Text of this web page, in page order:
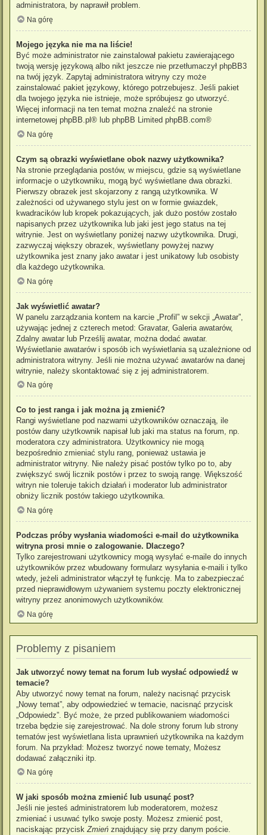
administratora, by naprawił problem.
Na górę
Mojego języka nie ma na liście!
Być może administrator nie zainstalował pakietu zawierającego
twoją wersję językową albo nikt jeszcze nie przetłumaczył phpBB3
na twój język. Zapytaj administratora witryny czy może
zainstalować pakiet językowy, którego potrzebujesz. Jeśli pakiet
dla twojego języka nie istnieje, może spróbujesz go utworzyć.
Więcej informacji na ten temat można znaleźć na stronie
internetowej phpBB.pl ® lub phpBB Limited phpBB.com®
Na górę
Czym są obrazki wyświetlane obok nazwy użytkownika?
Na stronie przeglądania postów, w miejscu, gdzie są wyświetlane
informacje o użytkowniku, mogą być wyświetlane dwa obrazki.
Pierwszy obrazek jest skojarzony z rangą użytkownika. W
zależności od używanego stylu jest on w formie gwiazdek,
kwadracików lub kropek pokazujących, jak dużo postów zostało
napisanych przez użytkownika lub jaki jest jego status na tej
witrynie. Jest on wyświetlany poniżej nazwy użytkownika. Drugi,
zazwyczaj większy obrazek, wyświetlany powyżej nazwy
użytkownika jest znany jako awatar i jest unikatowy lub osobisty
dla każdego użytkownika.
Na górę
Jak wyświetlić awatar?
W panelu zarządzania kontem na karcie „Profil” w sekcji „Awatar”,
używając jednej z czterech metod: Gravatar, Galeria awatarów,
Zdalny awatar lub Prześlij awatar, można dodać awatar.
Wyświetlanie awatarów i sposób ich wyświetlania są uzależnione od
administratora witryny. Jeśli nie można używać awatarów na danej
witrynie, należy skontaktować się z jej administratorem.
Na górę
Co to jest ranga i jak można ją zmienić?
Rangi wyświetlane pod nazwami użytkowników oznaczają, ile
postów dany użytkownik napisał lub jaki ma status na forum, np.
moderatora czy administratora. Użytkownicy nie mogą
bezpośrednio zmieniać stylu rang, ponieważ ustawia je
administrator witryny. Nie należy pisać postów tylko po to, aby
zwiększyć swój licznik postów i przez to swoją rangę. Większość
witryn nie toleruje takich działań i moderator lub administrator
obniży licznik postów takiego użytkownika.
Na górę
Podczas próby wysłania wiadomości e-mail do użytkownika
witryna prosi mnie o zalogowanie. Dlaczego?
Tylko zarejestrowani użytkownicy mogą wysyłać e-maile do innych
użytkowników przez wbudowany formularz wysyłania e-maili i tylko
wtedy, jeżeli administrator włączył tę funkcję. Ma to zabezpieczać
przed nieprawidłowym używaniem systemu poczty elektronicznej
witryny przez anonimowych użytkowników.
Na górę
Problemy z pisaniem
Jak utworzyć nowy temat na forum lub wysłać odpowiedź w
temacie?
Aby utworzyć nowy temat na forum, należy nacisnąć przycisk
„Nowy temat”, aby odpowiedzieć w temacie, nacisnąć przycisk
„Odpowiedz”. Być może, że przed publikowaniem wiadomości
trzeba będzie się zarejestrować. Na dole strony forum lub strony
tematów jest wyświetlana lista uprawnień użytkownika na każdym
forum. Na przykład: Możesz tworzyć nowe tematy, Możesz
dodawać załączniki itp.
Na górę
W jaki sposób można zmienić lub usunąć post?
Jeśli nie jesteś administratorem lub moderatorem, możesz
zmieniać i usuwać tylko swoje posty. Możesz zmienić post,
naciskając przyciskZmień znajdujący się przy danym poście.